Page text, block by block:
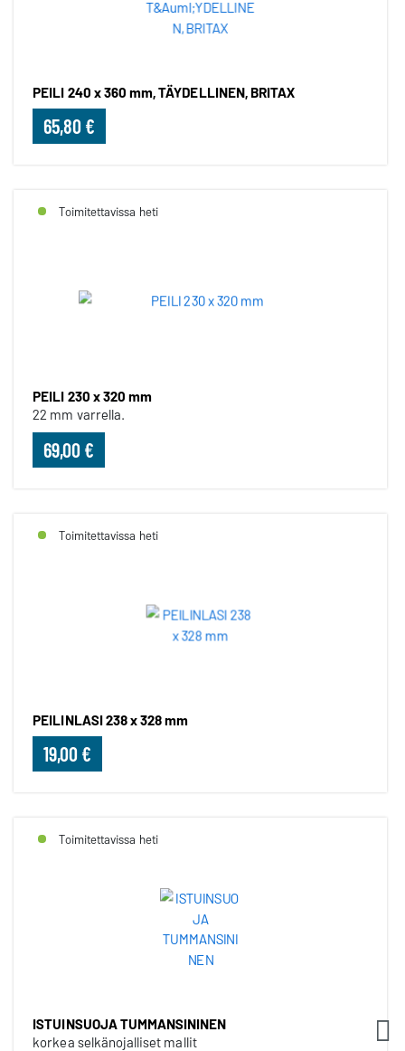
PEILI 240 x 360 mm, TÄYDELLINEN, BRITAX
65,80 €
Toimitettavissa heti
PEILI 230 x 320 mm
22 mm varrella.
69,00 €
Toimitettavissa heti
PEILINLASI 238 x 328 mm
19,00 €
Toimitettavissa heti
ISTUINSUOJA TUMMANSININEN
korkea selkänojalliset mallit